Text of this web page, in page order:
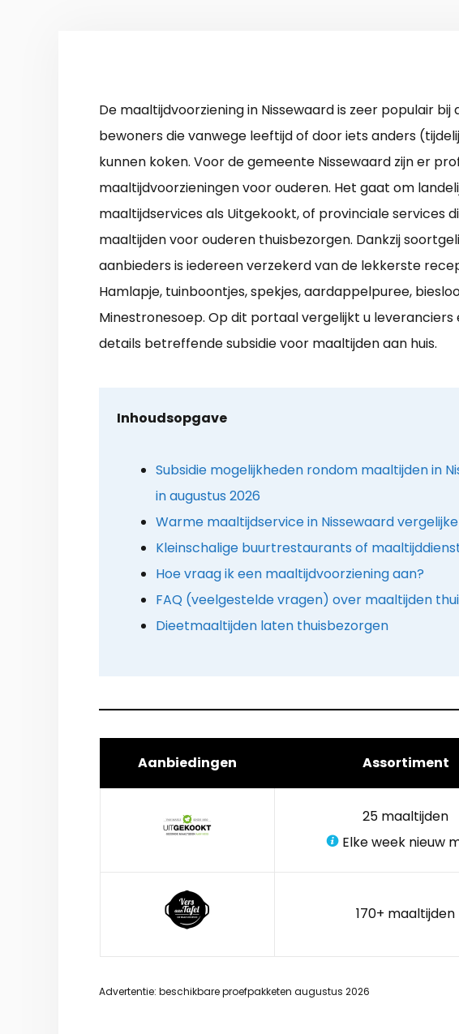
De maaltijdvoorziening in Nissewaard is zeer populair bij
bewoners die vanwege leeftijd of door iets anders
kunnen koken. Voor de gemeente Nissewaard zijn er
maaltijdvoorzieningen voor ouderen. Het gaat om
maaltijdservices als Uitgekookt, of provinciale services
maaltijden voor ouderen thuisbezorgen. Dankzij
aanbieders is iedereen verzekerd van de lekkerste
Hamlapje, tuinboontjes, spekjes, aardappelpuree,
Minestronesoep. Op dit portaal vergelijkt u leveranciers
details betreffende subsidie voor maaltijden aan huis.
Inhoudsopgave
Subsidie mogelijkheden rondom maaltijden in
in augustus 2026
Warme maaltijdservice in Nissewaard
Kleinschalige buurtrestaurants of
Hoe vraag ik een maaltijdvoorziening aan?
FAQ (veelgestelde vragen) over maaltijden
Dieetmaaltijden laten thuisbezorgen
Aanbiedingen Assortiment
25 maaltijden
Elke week nieuw
170+ maaltijden
Advertentie: beschikbare proefpakketen augustus 2026